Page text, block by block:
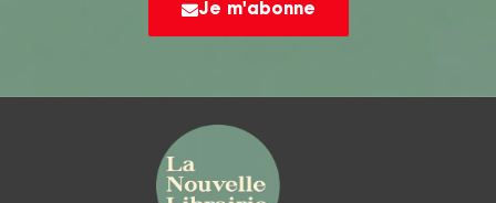
Je m'abonne